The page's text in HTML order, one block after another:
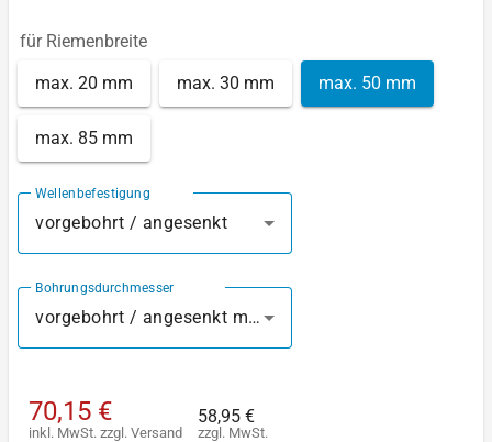
für Riemenbreite
max. 20 mm max. 30 mm max. 50 mm
max. 85 mm
Wellenbefestigung
vorgebohrt / angesenkt
Bohrungsdurchmesser
vorgebohrt / angesenkt mm
70,15 €
inkl. MwSt. zzgl. Versand
58,95 €
zzgl. MwSt.